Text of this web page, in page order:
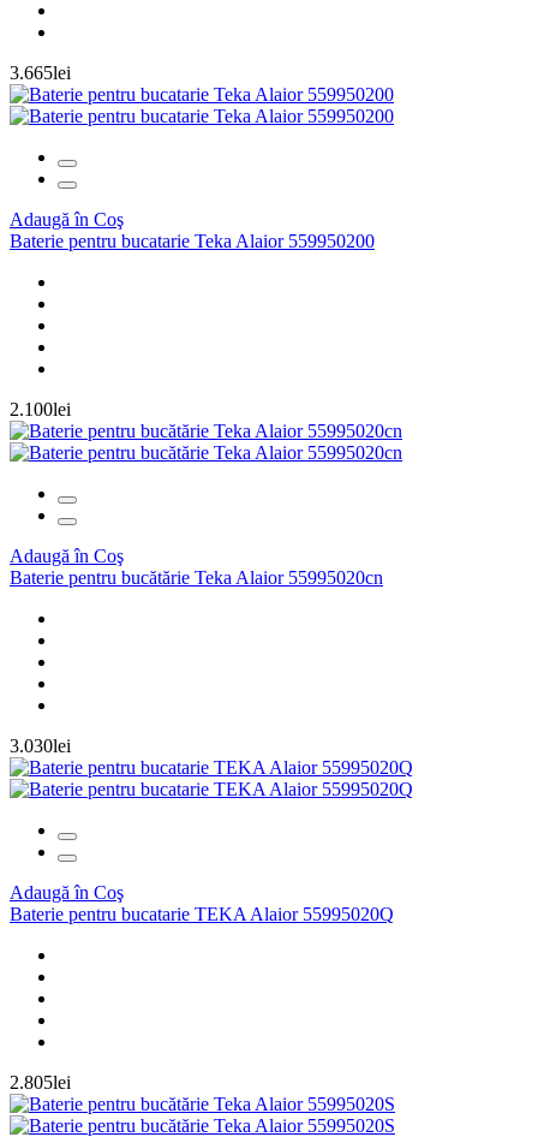
3.665lei
Adaugă în Coş
Baterie pentru bucatarie Teka Alaior 559950200
2.100lei
Adaugă în Coş
Baterie pentru bucătărie Teka Alaior 55995020cn
3.030lei
Adaugă în Coş
Baterie pentru bucatarie TEKA Alaior 55995020Q
2.805lei